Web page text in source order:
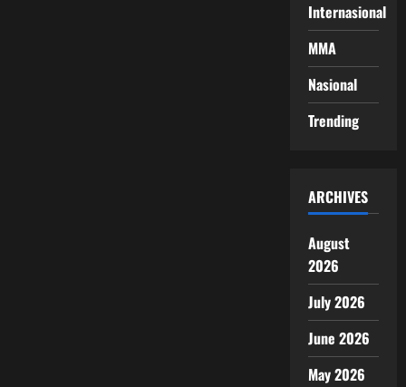
Internasional
MMA
Nasional
Trending
ARCHIVES
August
2026
July 2026
June 2026
May 2026